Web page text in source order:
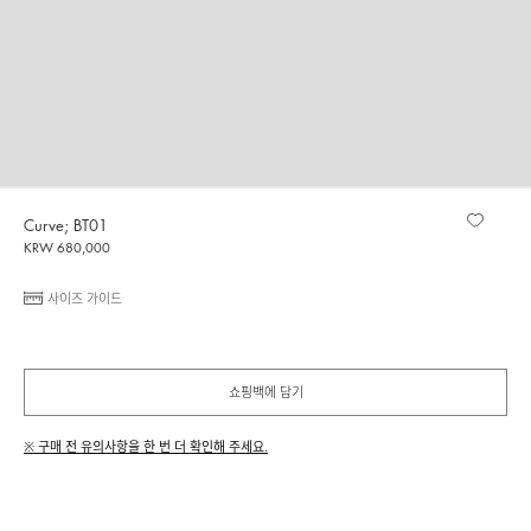
Curve; BT01
KRW 680,000
사이즈 가이드
쇼핑백에 담기
※ 구매 전 유의사항을 한 번 더 확인해 주세요.